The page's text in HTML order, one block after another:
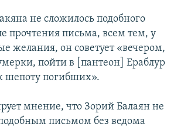
не сложилось подобного
прочтения письма, всем тем, у
желания, он советует «вечером,
пойти в [пантеон] Ераблур
шепоту погибших».
мнение, что Зорий Балаян не
письмом без ведома